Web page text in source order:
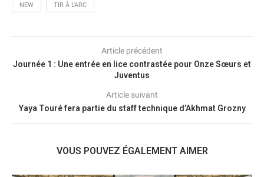
NEW TIR À L'ARC
Article précédent
Journée 1 : Une entrée en lice contrastée pour Onze Sœurs et
Juventus
Article suivant
Yaya Touré fera partie du staff technique d’Akhmat Grozny
VOUS POUVEZ ÉGALEMENT AIMER